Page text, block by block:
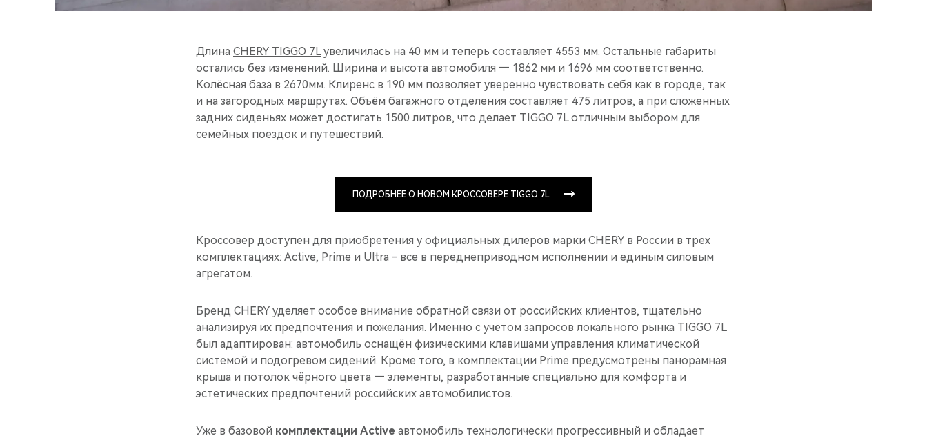
Длина CHERY TIGGO 7Lувеличилась на 40 мм и теперь составляет 4553 мм. Остальные габариты
остались без изменений. Ширина и высота автомобиля — 1862 мм и 1696 мм соответственно.
Колёсная база в 2670мм. Клиренс в 190 мм позволяет уверенно чувствовать себя как в городе, так
и на загородных маршрутах. Объём багажного отделения составляет 475 литров, а при сложенных
задних сиденьях может достигать 1500 литров, что делает TIGGO 7L отличным выбором для
семейных поездок и путешествий.
ПОДРОБНЕЕ О НОВОМ КРОССОВЕРЕ TIGGO 7L
Кроссовер доступен для приобретения у официальных дилеров марки CHERY в России в трех
комплектациях: Active, Prime и Ultra - все в переднеприводном исполнении и единым силовым
агрегатом.
Бренд CHERY уделяет особое внимание обратной связи от российских клиентов, тщательно
анализируя их предпочтения и пожелания. Именно с учётом запросов локального рынка TIGGO 7L
был адаптирован: автомобиль оснащён физическими клавишами управления климатической
системой и подогревом сидений. Кроме того, в комплектации Prime предусмотрены панорамная
крыша и потолок чёрного цвета — элементы, разработанные специально для комфорта и
эстетических предпочтений российских автомобилистов.
Уже в базовой комплектации Active автомобиль технологически прогрессивный и обладает